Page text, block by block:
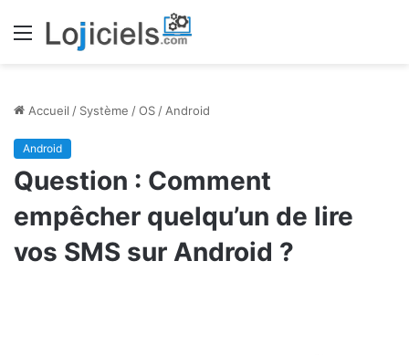
Menu
Accueil / Système /OS / Android
Android
Question : Comment
empêcher quelqu’un de lire
vos SMS sur Android ?